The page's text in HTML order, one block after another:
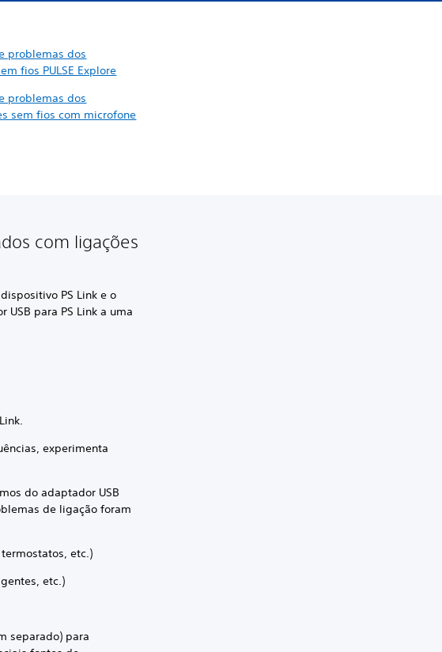
problemas dos
fios PULSE Explore
problemas dos
sem fios com microfone
com ligações
PS Link e o
USB para PS Link a uma
experimenta
do adaptador USB
de ligação foram
etc.)
etc.)
separado) para